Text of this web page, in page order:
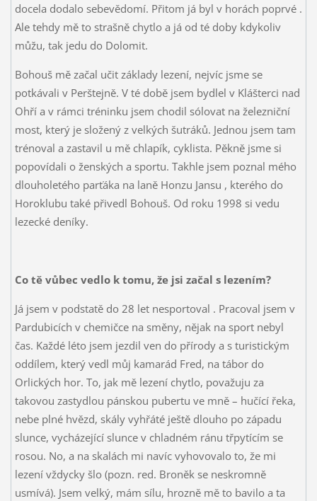
docela dodalo sebevědomí. Přitom já byl v horách poprvé .
Ale tehdy mě to strašně chytlo a já od té doby kdykoliv
můžu, tak jedu do Dolomit.
Bohouš mě začal učit základy lezení, nejvíc jsme se
potkávali v Perštejně. V té době jsem bydlel v Klášterci nad
Ohří a v rámci tréninku jsem chodil sólovat na železniční
most, který je složený z velkých šutráků. Jednou jsem tam
trénoval a zastavil u mě chlapík, cyklista. Pěkně jsme si
popovídali o ženských a sportu. Takhle jsem poznal mého
dlouholetého parťáka na laně Honzu Jansu , kterého do
Horoklubu také přivedl Bohouš. Od roku 1998 si vedu
lezecké deníky.
Co tě vůbec vedlo k tomu, že jsi začal s lezením?
Já jsem v podstatě do 28 let nesportoval . Pracoval jsem v
Pardubicích v chemičce na směny, nějak na sport nebyl
čas. Každé léto jsem jezdil ven do přírody a s turistickým
oddílem, který vedl můj kamarád Fred, na tábor do
Orlických hor. To, jak mě lezení chytlo, považuju za
takovou zastydlou pánskou pubertu ve mně – hučící řeka,
nebe plné hvězd, skály vyhřáté ještě dlouho po západu
slunce, vycházející slunce v chladném ránu třpytícím se
rosou. No, a na skalách mi navíc vyhovovalo to, že mi
lezení vždycky šlo (pozn. red. Broněk se neskromně
usmívá). Jsem velký, mám sílu, hrozně mě to bavilo a ta